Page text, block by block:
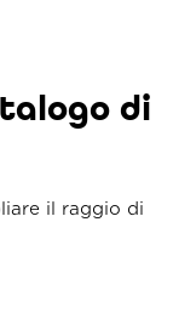
di
il raggio di